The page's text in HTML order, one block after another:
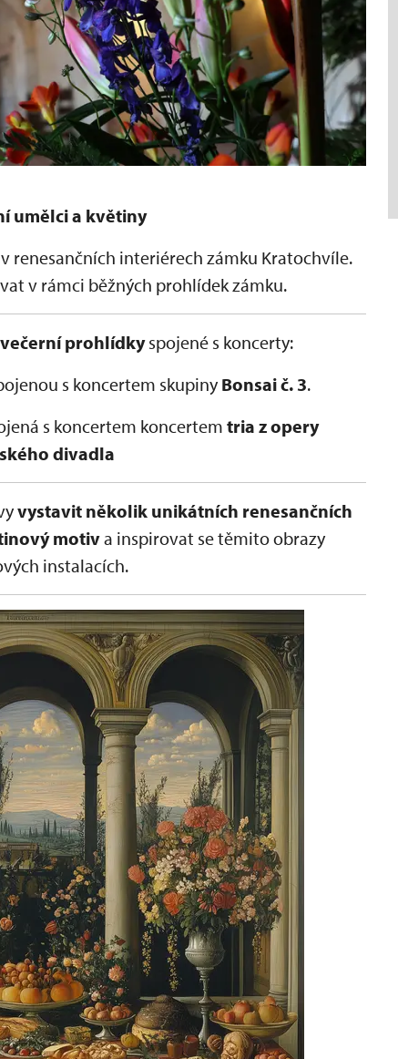
umělci a květiny
renesančních interiérech zámku Kratochvíle.
v rámci běžných prohlídek zámku.
prohlídkyspojené s koncerty:
s koncertem skupiny Bonsai č. 3.
s koncertem koncertem tria z opery
divadla
vystavit několik unikátních renesančních
motiva inspirovat se těmito obrazy
instalacích.